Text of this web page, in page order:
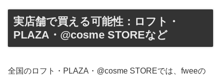
実店舗で買える可能性：ロフト・
PLAZA・@cosme STOREなど
全国のロフト・PLAZA・@cosme STOREでは、fweeの